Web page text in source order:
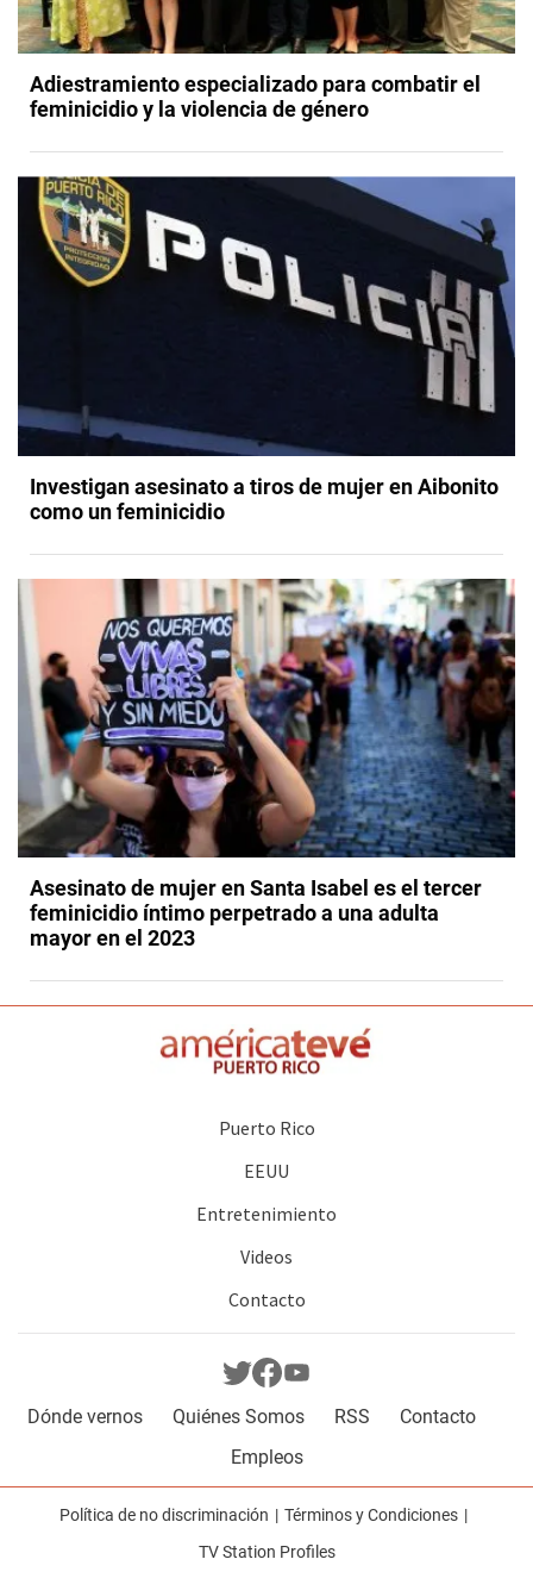
Adiestramiento especializado para combatir el
feminicidio y la violencia de género
Investigan asesinato a tiros de mujer en Aibonito
como un feminicidio
Asesinato de mujer en Santa Isabel es el tercer
feminicidio íntimo perpetrado a una adulta
mayor en el 2023
Puerto Rico
EEUU
Entretenimiento
Videos
Contacto
Dónde vernos Quiénes Somos RSS
Contacto
Empleos
Política de no discriminación
Términos y Condiciones
TV Station Profiles